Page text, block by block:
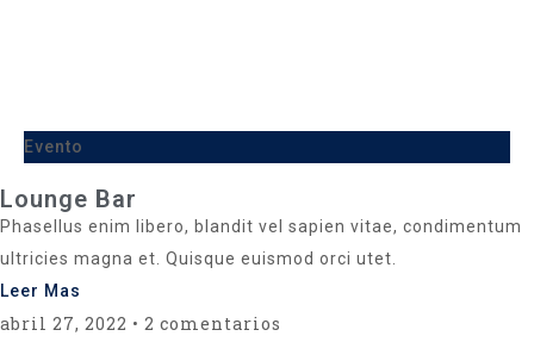
Evento
Lounge Bar
Phasellus enim libero, blandit vel sapien vitae, condimentum
ultricies magna et. Quisque euismod orci utet.
Leer Mas
abril 27, 2022 2 comentarios